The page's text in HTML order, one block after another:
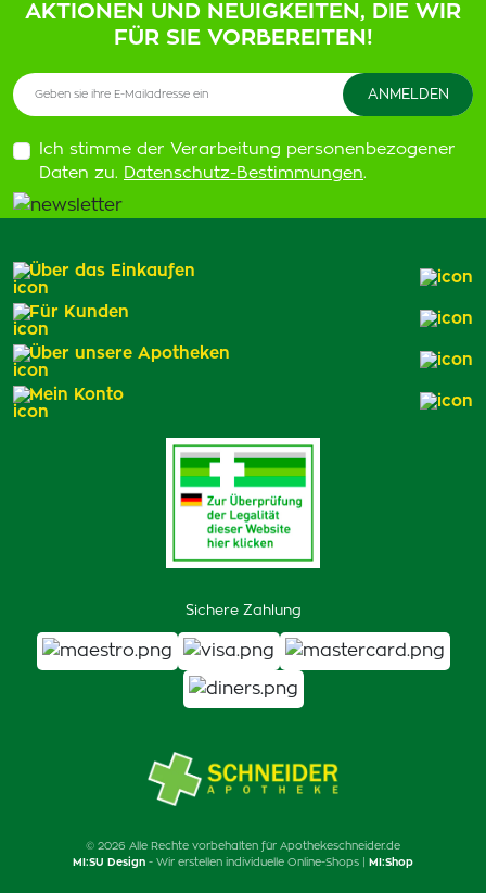
AKTIONEN UND NEUIGKEITEN, DIE WIR
FÜR SIE VORBEREITEN!
Ich stimme der Verarbeitung personenbezogener
Daten zu. Datenschutz-Bestimmungen.
Sichere Zahlung
Über das Einkaufen
Für Kunden
Über unsere Apotheken
Mein Konto
© 2026 Alle Rechte vorbehalten für Apothekeschneider.de
MI:SU Design - Wir erstellen individuelle Online-Shops | MI:Shop